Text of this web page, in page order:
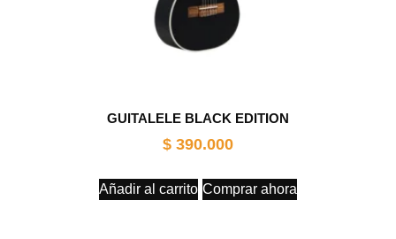
GUITALELE BLACK EDITION
$ 390.000
Añadir al carrito Comprar ahora